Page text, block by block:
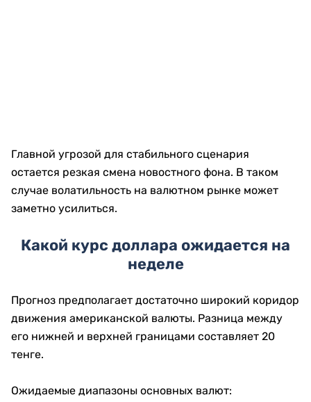
Главной угрозой для стабильного сценария
остается резкая смена новостного фона. В таком
случае волатильность на валютном рынке может
заметно усилиться.
Какой курс доллара ожидается на
неделе
Прогноз предполагает достаточно широкий коридор
движения американской валюты. Разница между
его нижней и верхней границами составляет 20
тенге.
Ожидаемые диапазоны основных валют: